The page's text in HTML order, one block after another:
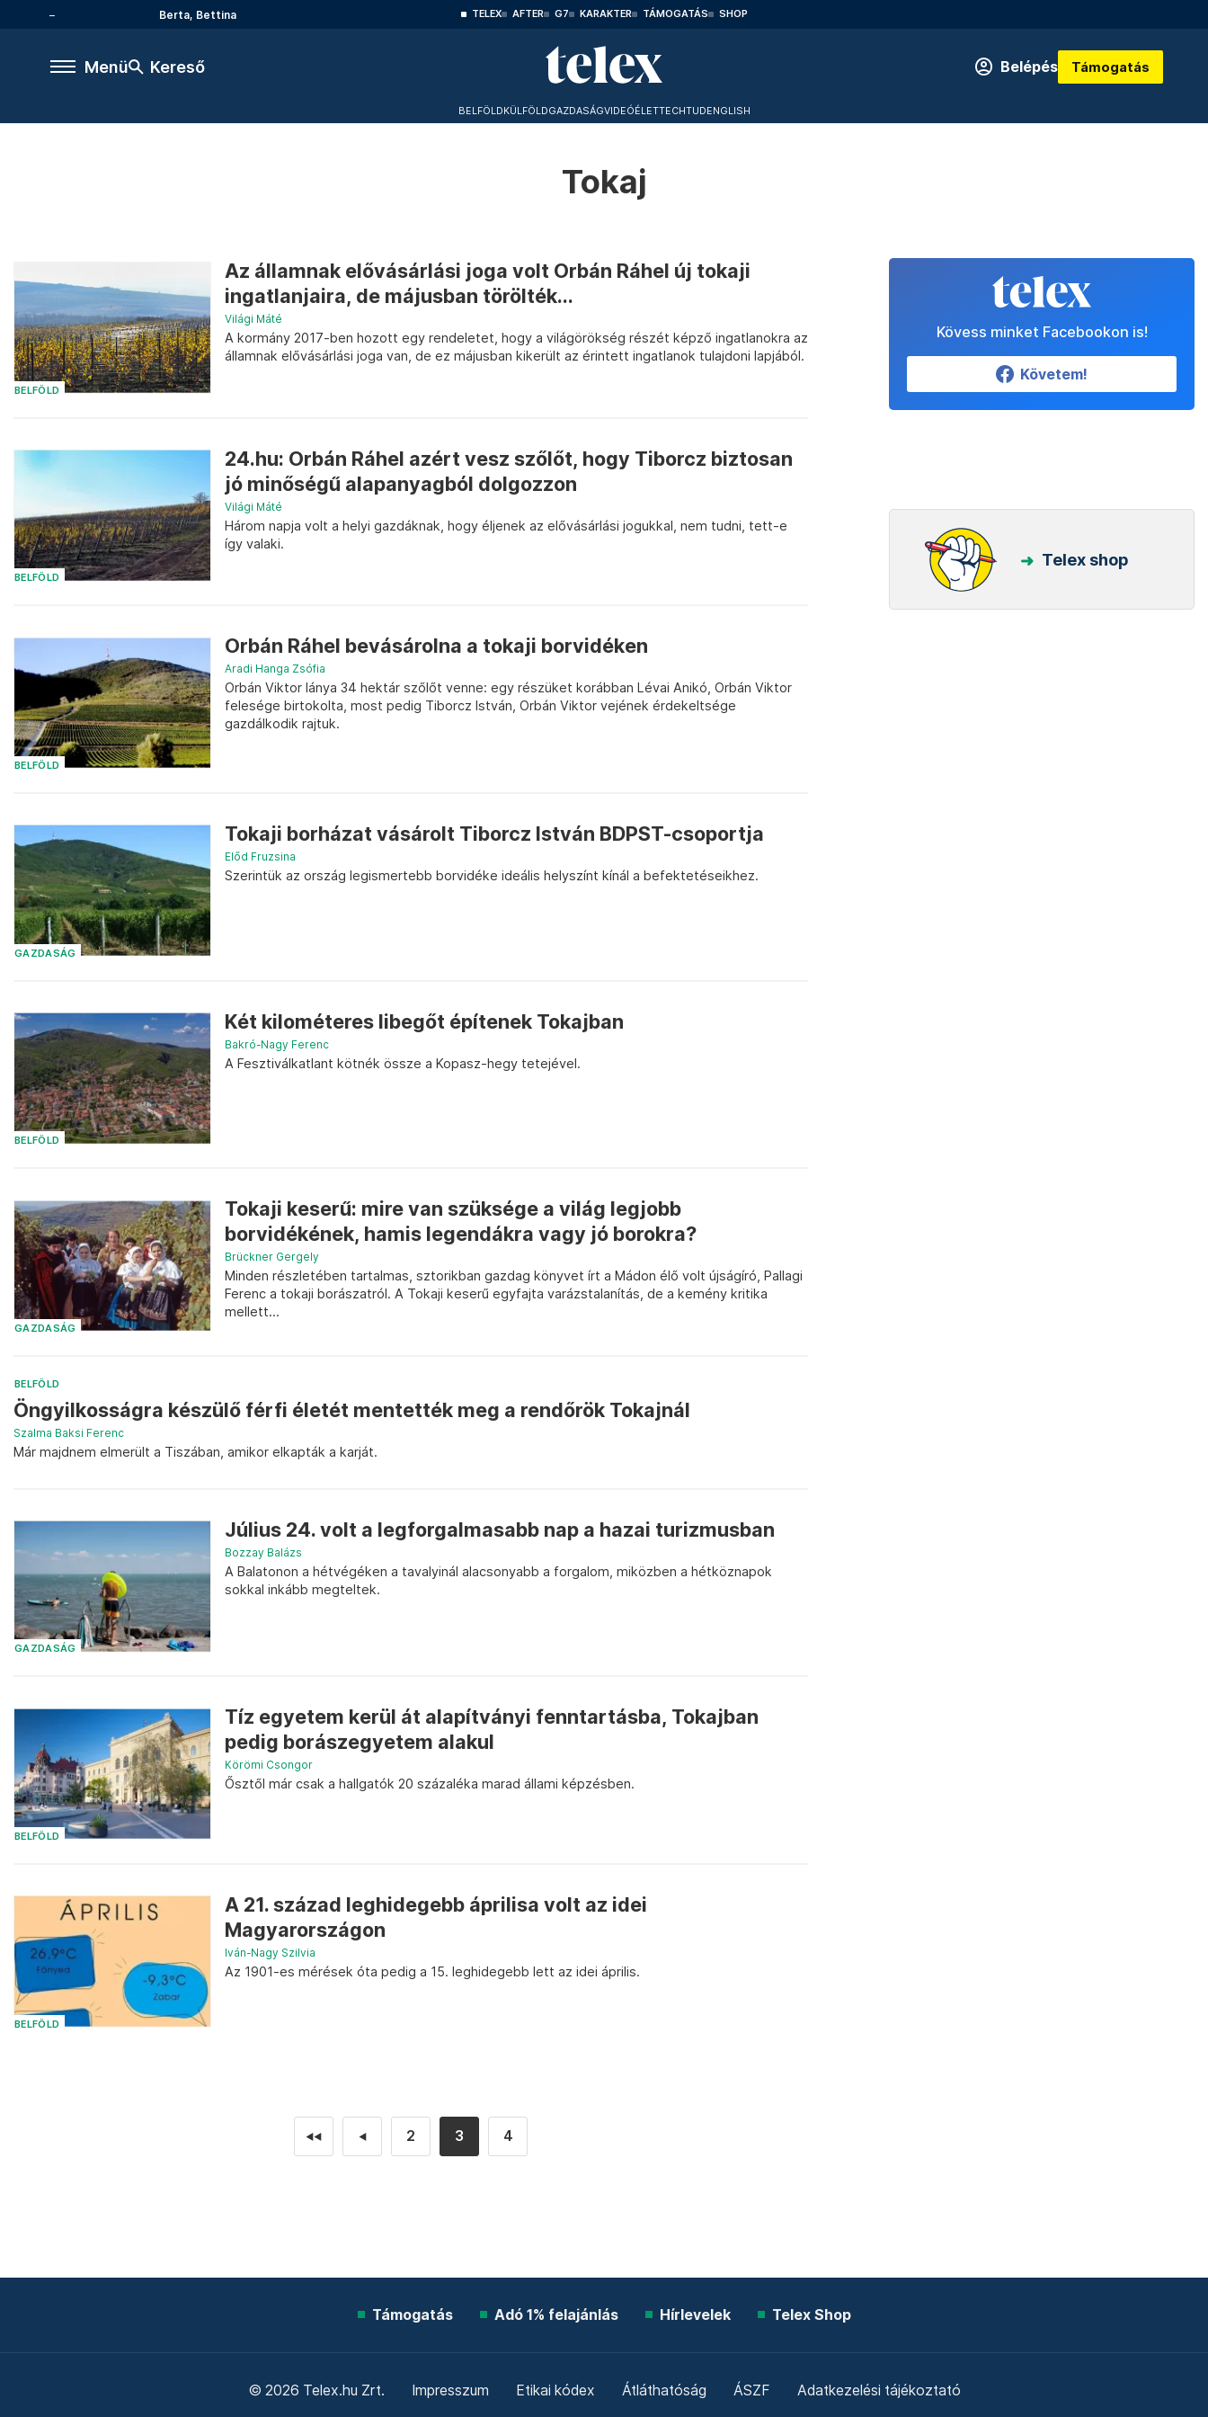
Berta, Bettina TELEX AFTER G7 KARAKTER TÁMOGATÁS SHOP
Menü Kereső Belépés Támogatás
BELFÖLDKÜLFÖLDGAZDASÁGVIDEÓÉLETTECHTUDENGLISH
Tokaj
BELFÖLD
Az államnak elővásárlási joga volt Orbán Ráhel új tokaji
ingatlanjaira, de májusban törölték...
Világi Máté
A kormány 2017-ben hozott egy rendeletet, hogy a világörökség részét képző ingatlanokra az
államnak elővásárlási joga van, de ez májusban kikerült az érintett ingatlanok tulajdoni lapjából.
BELFÖLD
24.hu: Orbán Ráhel azért vesz szőlőt, hogy Tiborcz biztosan
jó minőségű alapanyagból dolgozzon
Világi Máté
Három napja volt a helyi gazdáknak, hogy éljenek az elővásárlási jogukkal, nem tudni, tett-e
így valaki.
BELFÖLD
Orbán Ráhel bevásárolna a tokaji borvidéken
Aradi Hanga Zsófia
Orbán Viktor lánya 34 hektár szőlőt venne: egy részüket korábban Lévai Anikó, Orbán Viktor
felesége birtokolta, most pedig Tiborcz István, Orbán Viktor vejének érdekeltsége
gazdálkodik rajtuk.
GAZDASÁG
Tokaji borházat vásárolt Tiborcz István BDPST-csoportja
Előd Fruzsina
Szerintük az ország legismertebb borvidéke ideális helyszínt kínál a befektetéseikhez.
BELFÖLD
Két kilométeres libegőt építenek Tokajban
Bakró-Nagy Ferenc
A Fesztiválkatlant kötnék össze a Kopasz-hegy tetejével.
GAZDASÁG
Tokaji keserű: mire van szüksége a világ legjobb
borvidékének, hamis legendákra vagy jó borokra?
Brückner Gergely
Minden részletében tartalmas, sztorikban gazdag könyvet írt a Mádon élő volt újságíró, Pallagi
Ferenc a tokaji borászatról. A Tokaji keserű egyfajta varázstalanítás, de a kemény kritika
mellett...
BELFÖLD
Öngyilkosságra készülő férfi életét mentették meg a rendőrök Tokajnál
Szalma Baksi Ferenc
Már majdnem elmerült a Tiszában, amikor elkapták a karját.
GAZDASÁG
Július 24. volt a legforgalmasabb nap a hazai turizmusban
Bozzay Balázs
A Balatonon a hétvégéken a tavalyinál alacsonyabb a forgalom, miközben a hétköznapok
sokkal inkább megteltek.
BELFÖLD
Tíz egyetem kerül át alapítványi fenntartásba, Tokajban
pedig borászegyetem alakul
Körömi Csongor
Ősztől már csak a hallgatók 20 százaléka marad állami képzésben.
BELFÖLD
A 21. század leghidegebb áprilisa volt az idei
Magyarországon
Iván-Nagy Szilvia
Az 1901-es mérések óta pedig a 15. leghidegebb lett az idei április.
◄◄ ◄ 2 3 4
Kövess minket Facebookon is!
Követem!
Telex shop
Támogatás Adó 1% felajánlás Hírlevelek Telex Shop
© 2026 Telex.hu Zrt. Impresszum Etikai kódex Átláthatóság ÁSZF Adatkezelési tájékoztató